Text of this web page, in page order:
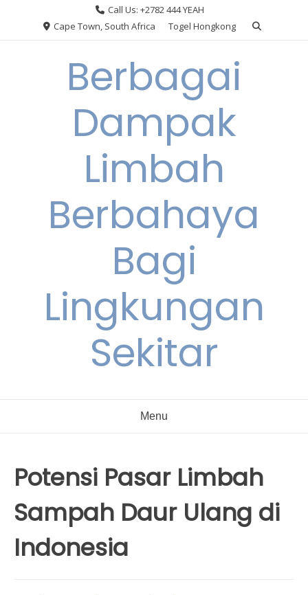
Call Us: +2782 444 YEAH
Cape Town, South Africa
Togel Hongkong
Berbagai
Dampak
Limbah
Berbahaya
Bagi
Lingkungan
Sekitar
Menu
Potensi Pasar Limbah
Sampah Daur Ulang di
Indonesia